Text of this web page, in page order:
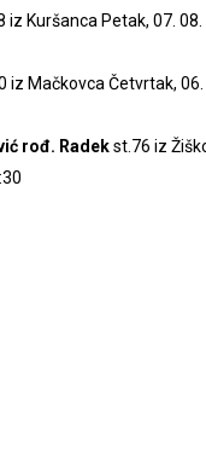
iz Kuršanca Petak, 07.
iz Mačkovca Četvrtak,
rođ. Radekst.76 iz